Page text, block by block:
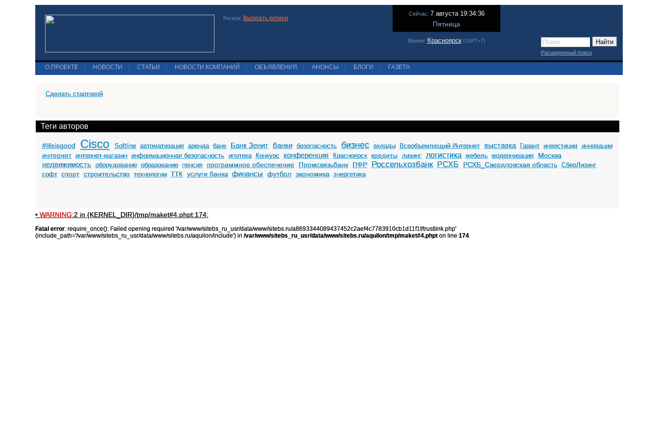
Регион: Выбрать регион
Сейчас: 7 августа 19:34:36
Пятница
Время: Красноярск(GMT+7)
Расширенный поиск
О ПРОЕКТЕ НОВОСТИ СТАТЬИ НОВОСТИ КОМПАНИЙ ОБЪЯВЛЕНИЯ АНОНСЫ БЛОГИ ГАЗЕТА
Сделать стартовой
Теги авторов
#lifeisgood Cisco Softline автоматизация аренда банк Банк Зенит банки безопасность бизнес вклады Всеобъемлющий Интернет выставка Гарант инвестиции инновации
интернет интернет-магазин информационная безопасность ипотека Конкурс конференция Красноярск кредиты лизинг логистика мебель модернизация Москва
недвижимость оборудование образование пенсия программное обеспечение Промсвязьбанк ПФР Россельхозбанк РСХБ РСХБ_Свердловская область СберЛизинг
софт спорт строительство технологии ТТК услуги банка финансы футбол экономика энергетика
• WARNING:2 in {KERNEL_DIR}/tmp/maket#4.phpt:174;
Fatal error: require_once(): Failed opening required '/var/www/sitebs_ru_usr/data/www/sitebs.ru/a8693344089437452c2aef4c7783910cb1d11f1f/trustlink.php'
(include_path='/var/www/sitebs_ru_usr/data/www/sitebs.ru/aquilon/include') in /var/www/sitebs_ru_usr/data/www/sitebs.ru/aquilon/tmp/maket#4.phpt on line 174